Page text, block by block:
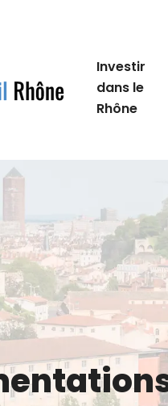
Investir
dans le
Rhône